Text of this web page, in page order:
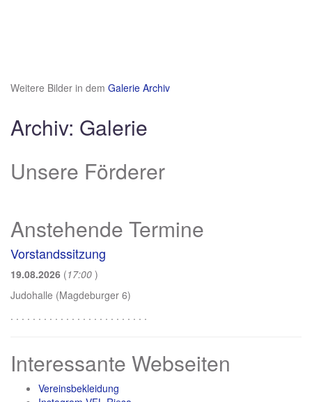
Weitere Bilder in dem Galerie Archiv
Archiv: Galerie
Unsere Förderer
Anstehende Termine
Vorstandssitzung
19.08.2026 (17:00 )
Judohalle (Magdeburger 6)
. . . . . . . . . . . . . . . . . . . . . . . . .
Interessante Webseiten
Vereinsbekleidung